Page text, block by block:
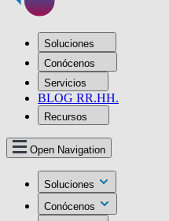
Soluciones
Conócenos
Servicios
BLOG RR.HH.
Recursos
Open Navigation
Soluciones
Conócenos